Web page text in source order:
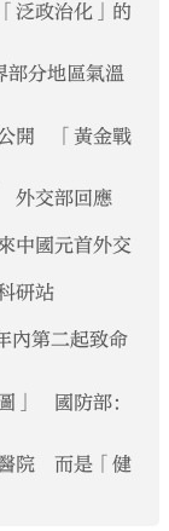
泛政治化」的
分地區氣溫
公開 「黃金戰
外交部回應
中國元首外交
研站
內第二起致命
」 國防部：
醫院 而是「健